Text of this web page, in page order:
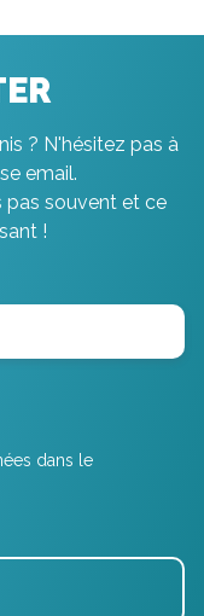
? N'hésitez pas à
email.
pas souvent et ce
!
dans le